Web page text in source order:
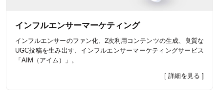
インフルエンサーマーケティング
インフルエンサーのファン化、2次利用コンテンツの生成、良質な
UGC投稿を生み出す、インフルエンサーマーケティングサービス
「AIM（アイム）」。
[ 詳細を見る ]